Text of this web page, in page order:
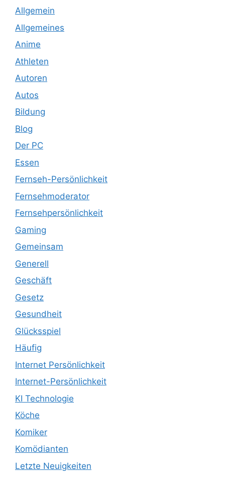
Allgemein
Allgemeines
Anime
Athleten
Autoren
Autos
Bildung
Blog
Der PC
Essen
Fernseh-Persönlichkeit
Fernsehmoderator
Fernsehpersönlichkeit
Gaming
Gemeinsam
Generell
Geschäft
Gesetz
Gesundheit
Glücksspiel
Häufig
Internet Persönlichkeit
Internet-Persönlichkeit
KI Technologie
Köche
Komiker
Komödianten
Letzte Neuigkeiten